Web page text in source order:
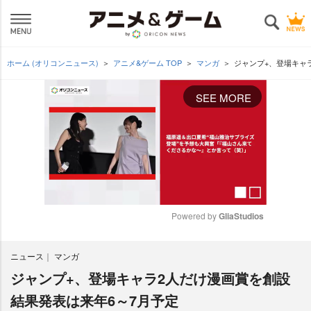
ホーム (オリコンニュース) アニメ&ゲーム TOP マンガ ジャンプ+、登場キャ
SEE MORE
t
e
Powered by GliaStudios
ニュース マンガ
ジャンプ+、登場キャラ2人だけ漫画賞を創設
結果発表は来年6～7月予定